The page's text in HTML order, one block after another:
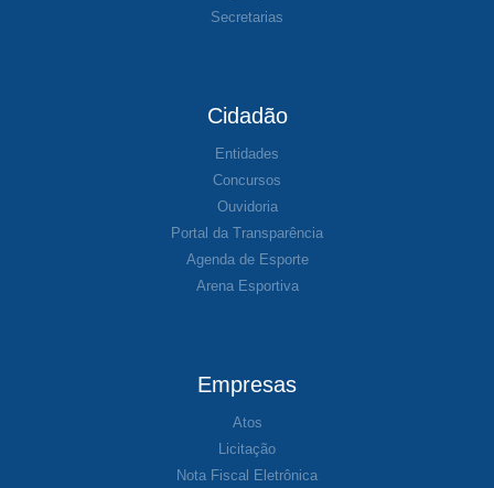
Secretarias
Cidadão
Entidades
Concursos
Ouvidoria
Portal da Transparência
Agenda de Esporte
Arena Esportiva
Empresas
Atos
Licitação
Nota Fiscal Eletrônica